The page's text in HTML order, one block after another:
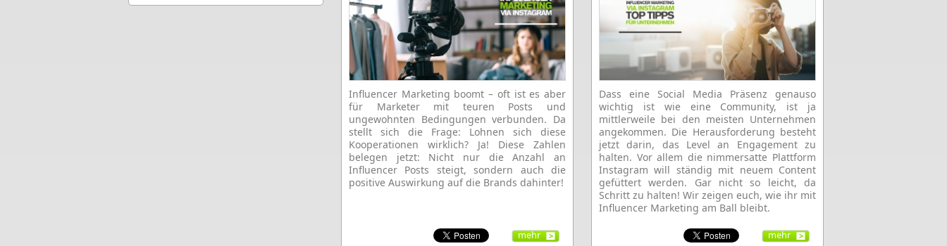
Influencer Marketing boomt – oft ist es aber
für Marketer mit teuren Posts und
ungewohnten Bedingungen verbunden. Da
stellt sich die Frage: Lohnen sich diese
Kooperationen wirklich? Ja! Diese Zahlen
belegen jetzt: Nicht nur die Anzahl an
Influencer Posts steigt, sondern auch die
positive Auswirkung auf die Brands dahinter!
mehr
Dass eine Social Media Präsenz genauso
wichtig ist wie eine Community, ist ja
mittlerweile bei den meisten Unternehmen
angekommen. Die Herausforderung besteht
jetzt darin, das Level an Engagement zu
halten. Vor allem die nimmersatte Plattform
Instagram will ständig mit neuem Content
gefüttert werden. Gar nicht so leicht, da
Schritt zu halten! Wir zeigen euch, wie ihr mit
Influencer Marketing am Ball bleibt.
mehr